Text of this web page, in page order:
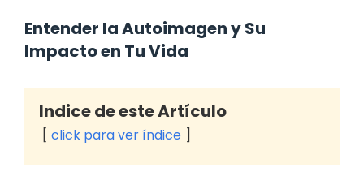
Entender la Autoimagen y Su
Impacto en Tu Vida
Indice de este Artículo
click para ver índice